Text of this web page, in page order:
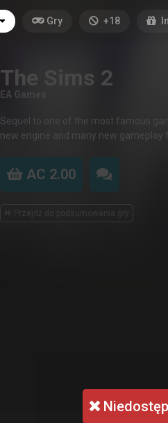
Gry +18
The Sims 2
EA Games
Sequel to one of the most famous
new engine and many new gameplay
AC 2.00
Przejdź do podsumowania gry